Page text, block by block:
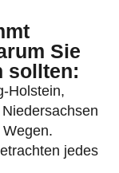
Sie
sollten:
Holstein,
jedes